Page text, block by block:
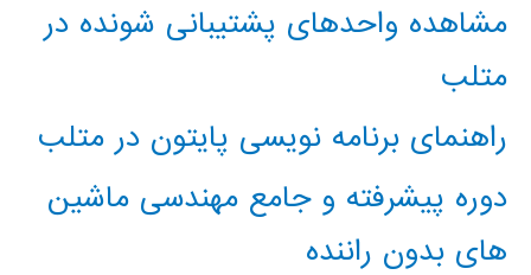
مشاهده واحدهای پشتیبانی شونده در
متلب
راهنمای برنامه نویسی پایتون در متلب
دوره پیشرفته و جامع مهندسی ماشین
های بدون راننده